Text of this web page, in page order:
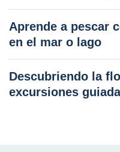
Aprende a pescar
en el mar o lago
Descubriendo la
excursiones